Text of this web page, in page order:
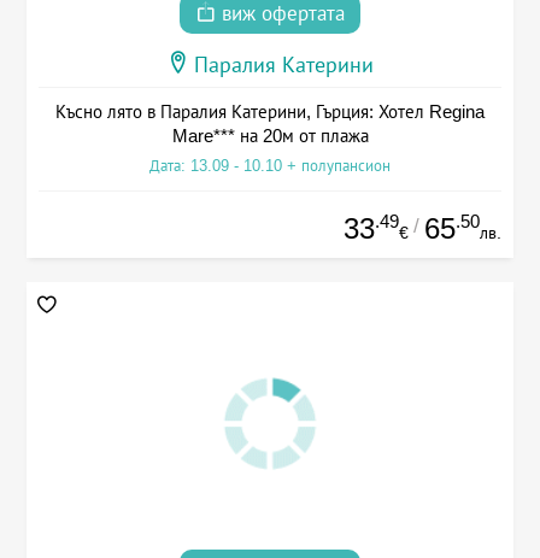
виж офертата
Паралия Катерини
Късно лято в Паралия Катерини, Гърция: Хотел Regina
Mare*** на 20м от плажа
Дата: 13.09 - 10.10 + полупансион
33.49
€ / 65.50
лв.